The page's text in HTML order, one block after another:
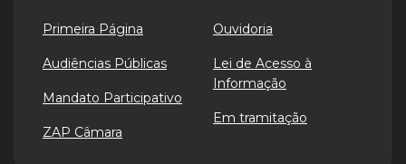
Primeira Página
Audiências Públicas
Mandato Participativo
ZAP Câmara
Ouvidoria
Lei de Acesso à
Informação
Em tramitação